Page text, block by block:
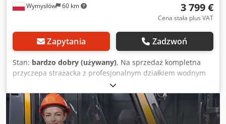
Wymysłów 60 km 3 799 €
Cena stała plus VAT
Zapytania Zadzwoń
Stan: bardzo dobry (używany), Na sprzedaż kompletna
przyczepa strażacka z profesjonalnym działkiem wodnym
ALCO MONITOR. Zestaw w pełni mobilny – idealny do
zastosowań strażackich, przeciwpożarowych oraz do
zabezpieczenia dużych przestrzeni (bazy paliwowe, tartaki,
zakłady produkcyjne, place składowe). Stan techniczny: •